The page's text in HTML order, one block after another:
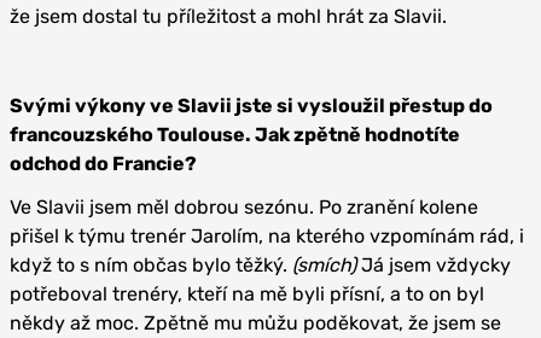
že jsem dostal tu příležitost a mohl hrát za Slavii.
Svými výkony ve Slavii jste si vysloužil přestup do
francouzského Toulouse. Jak zpětně hodnotíte
odchod do Francie?
Ve Slavii jsem měl dobrou sezónu. Po zranění kolene
přišel k týmu trenér Jarolím, na kterého vzpomínám rád, i
když to s ním občas bylo těžký. (smích)Já jsem vždycky
potřeboval trenéry, kteří na mě byli přísní, a to on byl
někdy až moc. Zpětně mu můžu poděkovat, že jsem se